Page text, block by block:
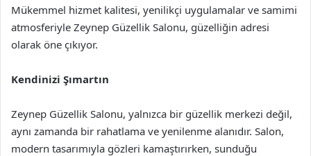
Mükemmel hizmet kalitesi, yenilikçi uygulamalar ve samimi
atmosferiyle Zeynep Güzellik Salonu, güzelliğin adresi
olarak öne çıkıyor.
Kendinizi Şımartın
Zeynep Güzellik Salonu, yalnızca bir güzellik merkezi değil,
aynı zamanda bir rahatlama ve yenilenme alanıdır. Salon,
modern tasarımıyla gözleri kamaştırırken, sunduğu